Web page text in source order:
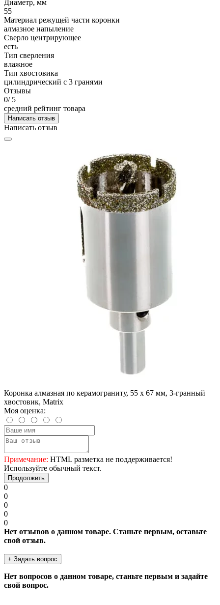
Диаметр, мм
55
Материал режущей части коронки
алмазное напыление
Сверло центрирующее
есть
Тип сверления
влажное
Тип хвостовика
цилиндрический с 3 гранями
Отзывы
0/ 5
средний рейтинг товара
Написать отзыв
Написать отзыв
Коронка алмазная по керамограниту, 55 х 67 мм, 3-гранный
хвостовик, Matrix
Моя оценка:
Примечание: HTML разметка не поддерживается!
Используйте обычный текст.
Продолжить
0
0
0
0
0
Нет отзывов о данном товаре. Станьте первым, оставьте
свой отзыв.
+ Задать вопрос
Нет вопросов о данном товаре, станьте первым и задайте
свой вопрос.